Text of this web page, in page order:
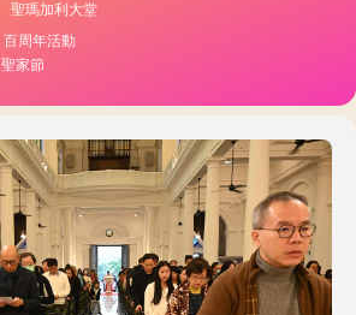
聖瑪加利大堂
百周年活動
聖家節